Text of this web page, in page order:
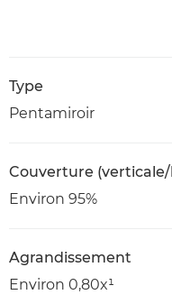
Type
Pentamiroir
Couverture
Environ 95%
Agrandissement
Environ 0,80x¹